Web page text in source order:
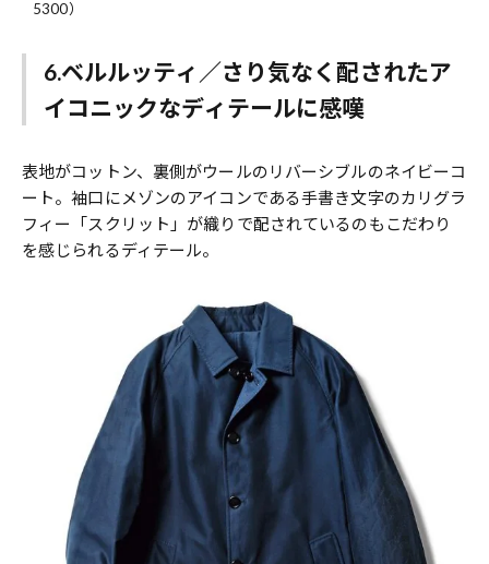
5300）
6.ベルルッティ／さり気なく配されたア
イコニックなディテールに感嘆
表地がコットン、裏側がウールのリバーシブルのネイビーコ
ート。袖口にメゾンのアイコンである手書き文字のカリグラ
フィー「スクリット」が織りで配されているのもこだわり
を感じられるディテール。